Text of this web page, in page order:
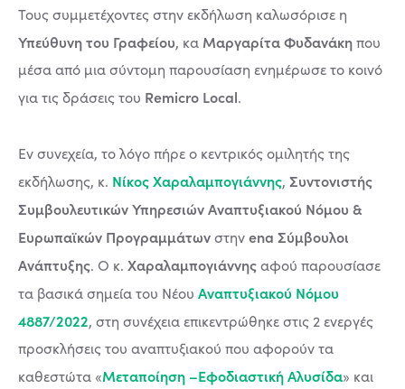
Τους συμμετέχοντες στην εκδήλωση καλωσόρισε η
Υπεύθυνη του Γραφείου, κα Μαργαρίτα Φυδανάκηπου
μέσα από μια σύντομη παρουσίαση ενημέρωσε το κοινό
για τις δράσεις του Remicro Local.
Εν συνεχεία, το λόγο πήρε ο κεντρικός ομιλητής της
εκδήλωσης, κ. Νίκος Χαραλαμπογιάννης, Συντονιστής
Συμβουλευτικών Υπηρεσιών Αναπτυξιακού Νόμου &
Ευρωπαϊκών Προγραμμάτωνστηνena Σύμβουλοι
Ανάπτυξης. Ο κ. Χαραλαμπογιάννηςαφού παρουσίασε
τα βασικά σημεία του Νέου Αναπτυξιακού Νόμου
4887/2022, στη συνέχεια επικεντρώθηκε στις 2 ενεργές
προσκλήσεις του αναπτυξιακού που αφορούν τα
καθεστώτα «Μεταποίηση –Εφοδιαστική Αλυσίδα» και